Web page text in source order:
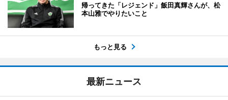
帰ってきた「レジェンド」飯田真輝さんが、松
本山雅でやりたいこと
もっと見る
最新ニュース